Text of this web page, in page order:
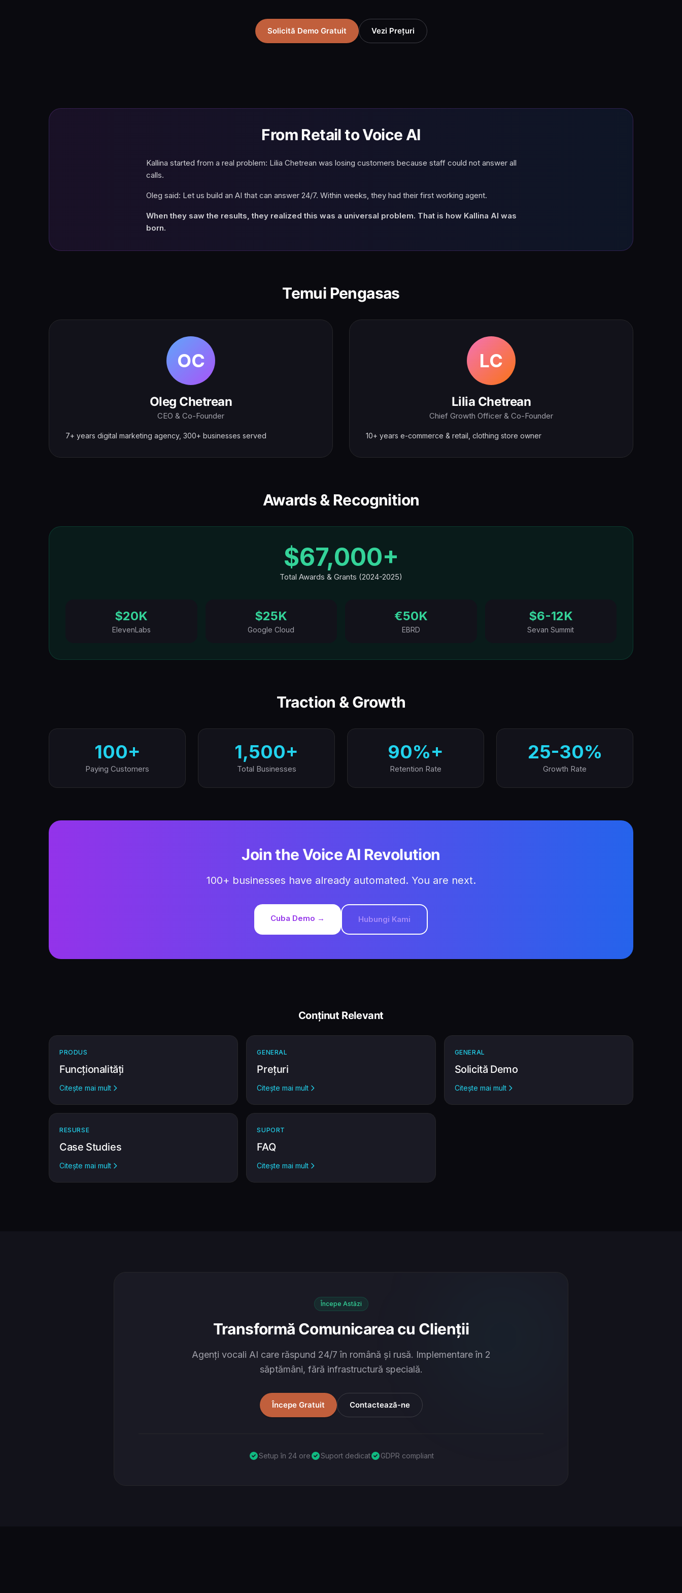
Solicită Demo Gratuit Vezi Prețuri
From Retail to Voice AI
Kallina started from a real problem: Lilia Chetrean was losing customers because staff could not answer all
calls.
Oleg said: Let us build an AI that can answer 24/7. Within weeks, they had their first working agent.
When they saw the results, they realized this was a universal problem. That is how Kallina AI was
born.
Temui Pengasas
OC
Oleg Chetrean
CEO & Co-Founder
7+ years digital marketing agency, 300+ businesses served
LC
Lilia Chetrean
Chief Growth Officer & Co-Founder
10+ years e-commerce & retail, clothing store owner
Awards & Recognition
$67,000+
Total Awards & Grants (2024-2025)
$20K
ElevenLabs
$25K
Google Cloud
€50K
EBRD
$6-12K
Sevan Summit
Traction & Growth
100+
Paying Customers
1,500+
Total Businesses
90%+
Retention Rate
25-30%
Growth Rate
Join the Voice AI Revolution
100+ businesses have already automated. You are next.
Cuba Demo → Hubungi Kami
Conținut Relevant
PRODUS
Funcționalități
Citește mai mult
GENERAL
Prețuri
Citește mai mult
GENERAL
Solicită Demo
Citește mai mult
RESURSE
Case Studies
Citește mai mult
SUPORT
FAQ
Citește mai mult
Începe Astăzi
Transformă Comunicarea cu Clienții
Agenți vocali AI care răspund 24/7 în română și rusă. Implementare în 2
săptămâni, fără infrastructură specială.
Începe Gratuit Contactează-ne
Setup în 24 ore Suport dedicat GDPR compliant